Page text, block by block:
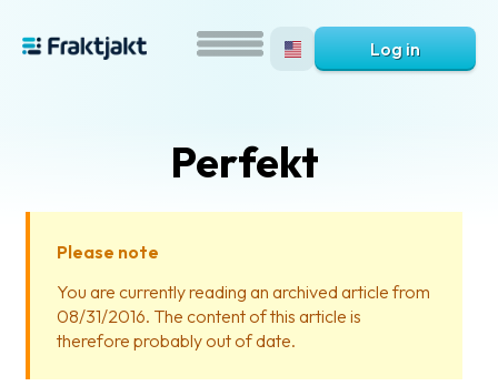
What
Log in
Perfekt
Please note
You are currently reading an archived article from
08/31/2016. The content of this article is
therefore probably out of date.